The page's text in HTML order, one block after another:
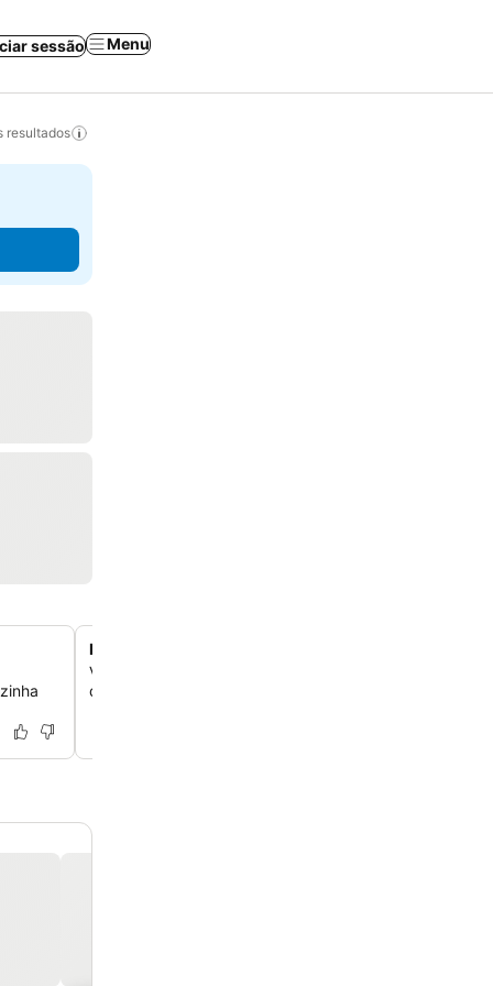
sessão Menu
resultados
Entretenimento e atividades noturnas
Viva o entretenimento animado de fim de semana,
de fado, danças tradicionais e concertos ao ar livre.